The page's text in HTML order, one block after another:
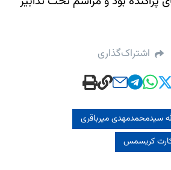
اشتراک‌گذاری
سیدمحمدمهدی میرباقری
کریسمس